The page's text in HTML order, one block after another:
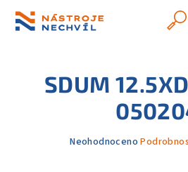
obsah
SDUM
Průměrné
Neohodnoceno